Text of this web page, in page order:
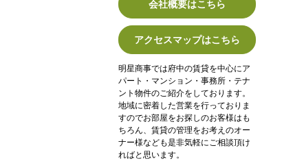
会社概要はこちら
アクセスマップはこちら
明星商事では府中の賃貸を中心にア
パート・マンション・事務所・テナ
ント物件のご紹介をしております。
地域に密着した営業を行っておりま
すのでお部屋をお探しのお客様はも
ちろん、賃貸の管理をお考えのオー
ナー様なども是非気軽にご相談頂け
ればと思います。